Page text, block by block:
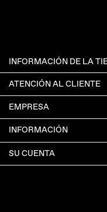
INFORMACIÓN DE LA
ATENCIÓN AL CLIENTE
EMPRESA
INFORMACIÓN
SU CUENTA